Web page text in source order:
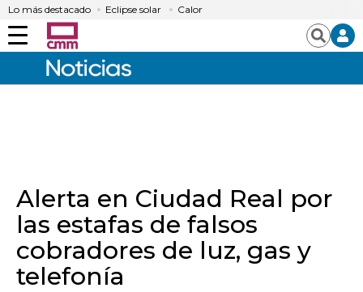
Lo más destacado Eclipse solar Calor
Menú Buscar
Alerta en Ciudad Real por
las estafas de falsos
cobradores de luz, gas y
telefonía